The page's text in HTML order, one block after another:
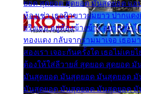
ยอด สุดยอด สุดยอด มันสุดยอด แอ
ห้องเช่า เธอผิวขาวผมยาว ปากแด
จริงเธอ อยู่ห้องข้างข้าง อยากเข้า
ทองแดง กลับจากรามมาเจอ เธอ
สองเรา เจอะกันครั้งใด เธอไม่เคย
ต้องให้ใส่ลีวายส์ สุดยอด สุดยอด
มันสุดยอด มันสุดยอด มันสุดยอด
มันสุดยอด มันสุดยอด มันสุดยอด